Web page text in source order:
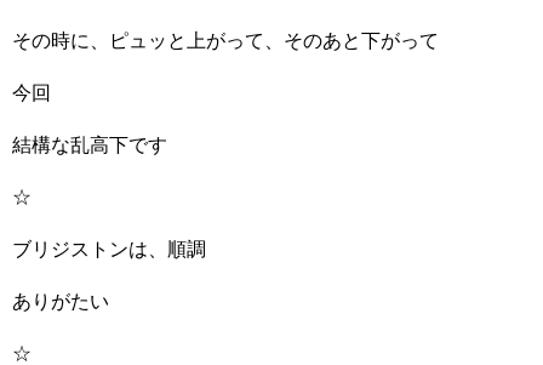
その時に、ピュッと上がって、そのあと下がって
今回
結構な乱高下です
☆
ブリジストンは、順調
ありがたい
☆